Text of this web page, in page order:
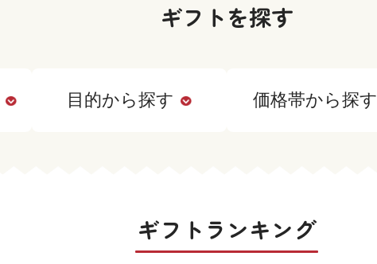
ギフトを探す
目的から探す 価格帯から探す
ギフトランキング